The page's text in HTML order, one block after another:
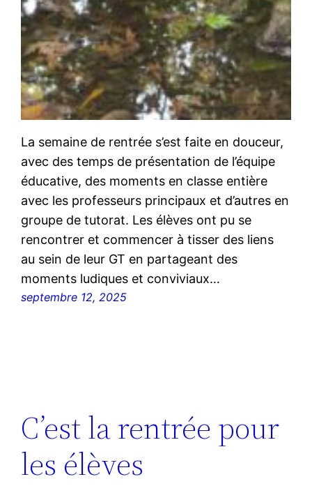
La semaine de rentrée s’est faite en douceur,
avec des temps de présentation de l’équipe
éducative, des moments en classe entière
avec les professeurs principaux et d’autres en
groupe de tutorat. Les élèves ont pu se
rencontrer et commencer à tisser des liens
au sein de leur GT en partageant des
moments ludiques et conviviaux…
septembre 12, 2025
C’est la rentrée pour
les élèves